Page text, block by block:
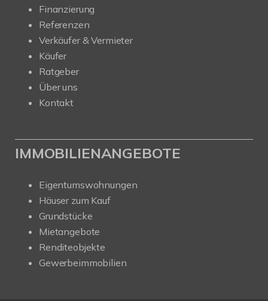
Finanzierung
Referenzen
Verkäufer & Vermieter
Käufer
Ratgeber
Über uns
Kontakt
IMMOBILIENANGEBOTE
Eigentumswohnungen
Häuser zum Kauf
Grundstücke
Mietangebote
Renditeobjekte
Gewerbeimmobilien